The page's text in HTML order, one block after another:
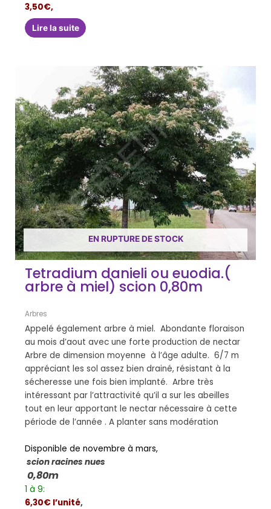
3,50€,
Lire la suite
EN RUPTURE DE STOCK
Tetradium danieli ou euodia.(
arbre à miel) scion 0,80m
Arbres
Appelé également arbre à miel. Abondante floraison
au mois d’aout avec une forte production de nectar
Arbre de dimension moyenne à l’âge adulte. 6/7 m
appréciant les sol assez bien drainé, résistant à la
sécheresse une fois bien implanté. Arbre très
intéressant par l’attractivité qu’il a sur les abeilles
tout en leur apportant le nectar nécessaire à cette
période de l’année . A planter sans modération
Disponible de novembre à mars,
scion racines nues
0,80m
1 à 9:
6,30€ l’unité,